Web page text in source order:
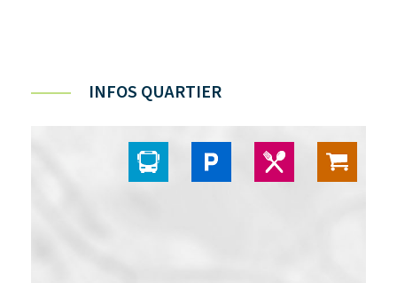
INFOS QUARTIER